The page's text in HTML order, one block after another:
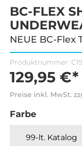
BC-FLEX
NEUE BC-
Produktnummer:
129,95 €*
Preise inkl. MwSt.
Farbe
99-lt. Katalog